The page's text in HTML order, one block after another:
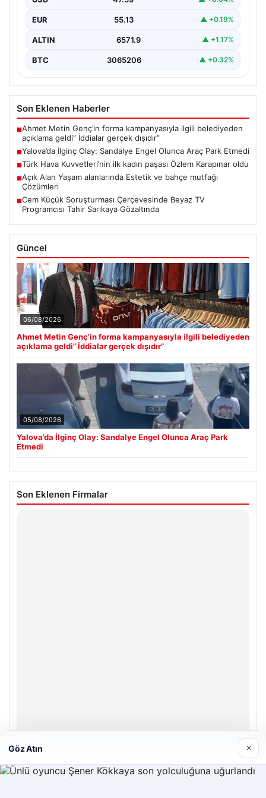
çevredekilerin…
EUR 55.13 ▲ +0.19%
ALTIN 6571.9 ▲ +1.17%
BTC 3065206 ▲ +0.32%
Son Eklenen Haberler
■Ahmet Metin Genç’in forma kampanyasıyla ilgili belediyeden
açıklama geldi” İddialar gerçek dışıdır”
■Yalova’da İlginç Olay: Sandalye Engel Olunca Araç Park Etmedi
■Türk Hava Kuvvetleri’nin ilk kadın paşası Özlem Karapınar oldu
■Açık Alan Yaşam alanlarında Estetik ve bahçe mutfağı
Çözümleri
■Cem Küçük Soruşturması Çerçevesinde Beyaz TV
Programcısı Tahir Sarıkaya Gözaltında
Güncel
06/08/2026
Ahmet Metin Genç’in forma kampanyasıyla ilgili belediyeden
açıklama geldi” İddialar gerçek dışıdır”
05/08/2026
Yalova’da İlginç Olay: Sandalye Engel Olunca Araç Park
Etmedi
Son Eklenen Firmalar
Hastaş Beton
26/05/2026
Göz Atın ×